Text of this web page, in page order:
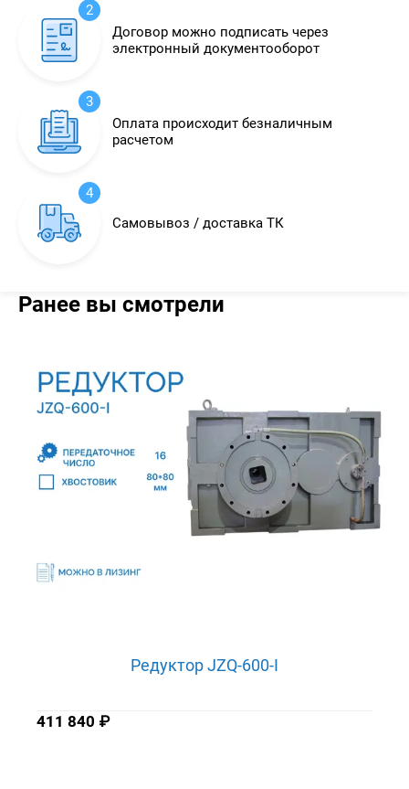
2
Договор можно подписать через
электронный документооборот
3
Оплата происходит безналичным
расчетом
4
Самовывоз / доставка ТК
Ранее вы смотрели
Редуктор JZQ-600-I
411 840 ₽